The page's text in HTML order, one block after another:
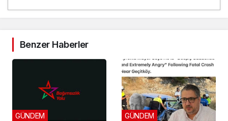
Benzer Haberler
GÜNDEM GÜNDEM